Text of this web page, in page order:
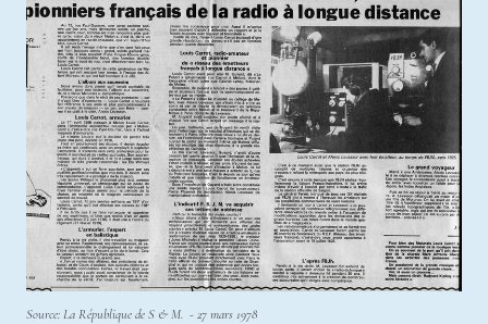
Source: La République de S & M. - 27 mars 1978